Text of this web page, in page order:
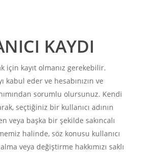
KAYDI
için kayıt olmanız gerekebilir.
kabul eder ve hesabınızın ve
sorumlu olursunuz. Kendi
seçtiğiniz bir kullanıcı adının
veya başka bir şekilde sakıncalı
halinde, söz konusu kullanıcı
veya değiştirme hakkımızı saklı